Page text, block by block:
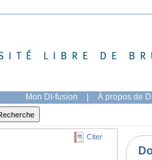
Mon DI-fusion | À propos de
Citer